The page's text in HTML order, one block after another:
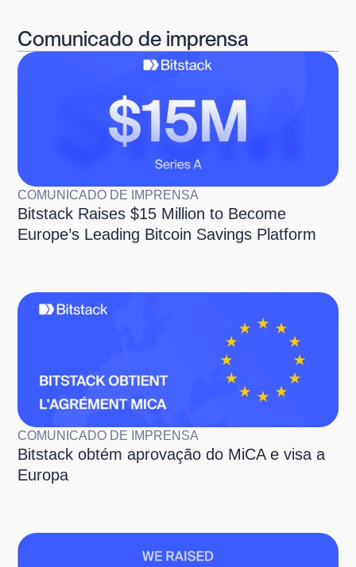
Comunicado de imprensa
COMUNICADO DE IMPRENSA
Bitstack Raises $15 Million to Become
Europe’s Leading Bitcoin Savings Platform
COMUNICADO DE IMPRENSA
Bitstack obtém aprovação do MiCA e visa a
Europa